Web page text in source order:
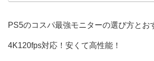
PS5のコスパ最強モニターの選び方とお
4K120fps対応！安くて高性能！